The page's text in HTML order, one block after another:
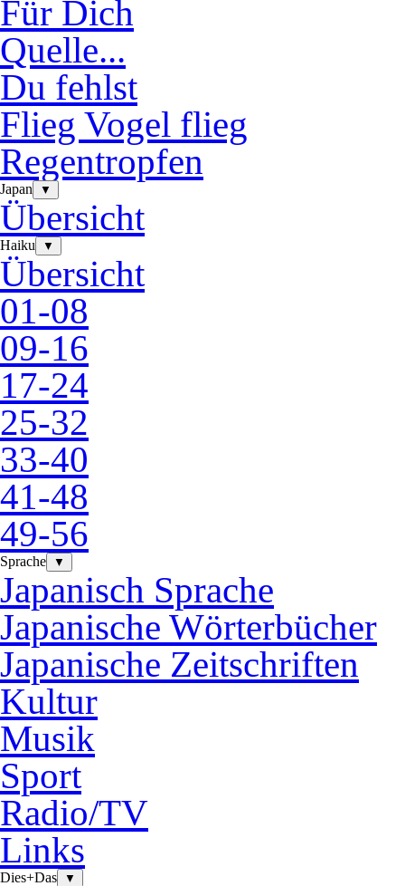
Für Dich
Quelle...
Du fehlst
Flieg Vogel flieg
Regentropfen
Japan ▼
Übersicht
Haiku ▼
Übersicht
01-08
09-16
17-24
25-32
33-40
41-48
49-56
Sprache ▼
Japanisch Sprache
Japanische Wörterbücher
Japanische Zeitschriften
Kultur
Musik
Sport
Radio/TV
Links
Dies+Das ▼